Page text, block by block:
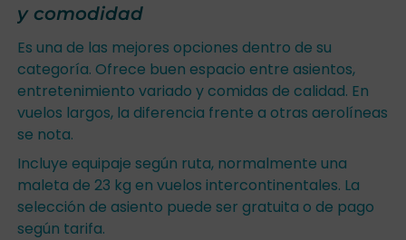
y comodidad
Es una de las mejores opciones dentro de su
categoría. Ofrece buen espacio entre asientos,
entretenimiento variado y comidas de calidad. En
vuelos largos, la diferencia frente a otras aerolíneas
se nota.
Incluye equipaje según ruta, normalmente una
maleta de 23 kg en vuelos intercontinentales. La
selección de asiento puede ser gratuita o de pago
según tarifa.